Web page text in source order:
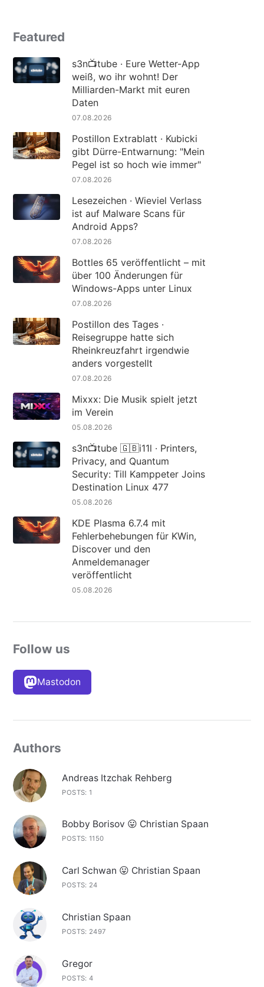
Featured
s3n📺tube · Eure Wetter-App
weiß, wo ihr wohnt! Der
Milliarden-Markt mit euren
Daten
07.08.2026
Postillon Extrablatt · Kubicki
gibt Dürre-Entwarnung: "Mein
Pegel ist so hoch wie immer"
07.08.2026
Lesezeichen · Wieviel Verlass
ist auf Malware Scans für
Android Apps?
07.08.2026
Bottles 65 veröffentlicht – mit
über 100 Änderungen für
Windows-Apps unter Linux
07.08.2026
Postillon des Tages ·
Reisegruppe hatte sich
Rheinkreuzfahrt irgendwie
anders vorgestellt
07.08.2026
Mixxx: Die Musik spielt jetzt
im Verein
05.08.2026
s3n📺tube 🇬🇧i11l · Printers,
Privacy, and Quantum
Security: Till Kamppeter Joins
Destination Linux 477
05.08.2026
KDE Plasma 6.7.4 mit
Fehlerbehebungen für KWin,
Discover und den
Anmeldemanager
veröffentlicht
05.08.2026
Follow us
Mastodon
Authors
Andreas Itzchak Rehberg
POSTS: 1
Bobby Borisov 😛 Christian Spaan
POSTS: 1150
Carl Schwan 😛 Christian Spaan
POSTS: 24
Christian Spaan
POSTS: 2497
Gregor
POSTS: 4